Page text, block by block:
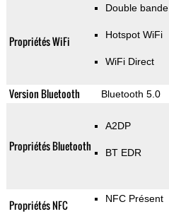
Propriétés WiFi
Double bande
Hotspot WiFi
WiFi Direct
Version Bluetooth Bluetooth 5.0
Propriétés Bluetooth
A2DP
BT EDR
Propriétés NFC NFC Présent